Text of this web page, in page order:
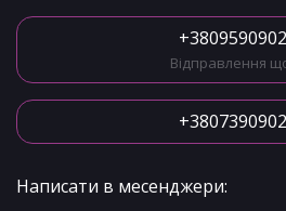
Відправлення
Написати в месенджери: